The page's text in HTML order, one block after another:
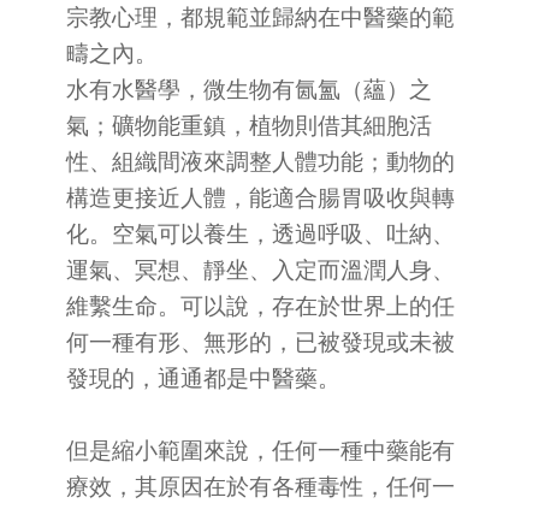
宗教心理，都規範並歸納在中醫藥的範
疇之內。
水有水醫學，微生物有氤氳（蘊）之
氣；礦物能重鎮，植物則借其細胞活
性、組織間液來調整人體功能；動物的
構造更接近人體，能適合腸胃吸收與轉
化。空氣可以養生，透過呼吸、吐納、
運氣、冥想、靜坐、入定而溫潤人身、
維繫生命。可以說，存在於世界上的任
何一種有形、無形的，已被發現或未被
發現的，通通都是中醫藥。
但是縮小範圍來說，任何一種中藥能有
療效，其原因在於有各種毒性，任何一